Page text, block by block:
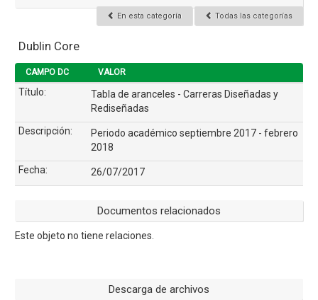
En esta categoría Todas las categorías
Dublin Core
CAMPO DC VALOR
Título:
Tabla de aranceles - Carreras Diseñadas y
Rediseñadas
Descripción:
Periodo académico septiembre 2017 - febrero
2018
Fecha:
26/07/2017
Documentos relacionados
Este objeto no tiene relaciones.
Descarga de archivos